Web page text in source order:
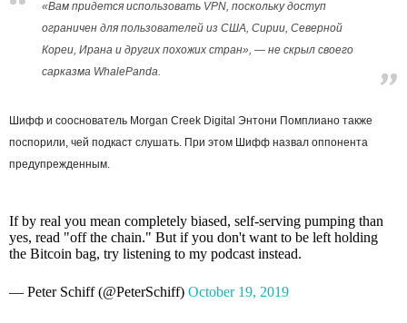
«Вам придется использовать VPN, поскольку доступ
ограничен для пользователей из США, Сирии, Северной
Кореи, Ирана и других похожих стран», — не скрыл своего
сарказма WhalePanda.
Шифф и сооснователь Morgan Creek Digital Энтони Помплиано также
поспорили, чей подкаст слушать. При этом Шифф назвал оппонента
предупрежденным.
If by real you mean completely biased, self-serving pumping than
yes, read "off the chain." But if you don't want to be left holding
the Bitcoin bag, try listening to my podcast instead.
— Peter Schiff (@PeterSchiff) October 19, 2019